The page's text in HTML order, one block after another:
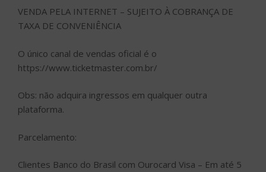
VENDA PELA INTERNET – SUJEITO À COBRANÇA DE
TAXA DE CONVENIÊNCIA
O único canal de vendas oficial é o
https://www.ticketmaster.com.br/
Obs: não adquira ingressos em qualquer outra
plataforma.
Parcelamento:
Clientes Banco do Brasil com Ourocard Visa – Em até 5